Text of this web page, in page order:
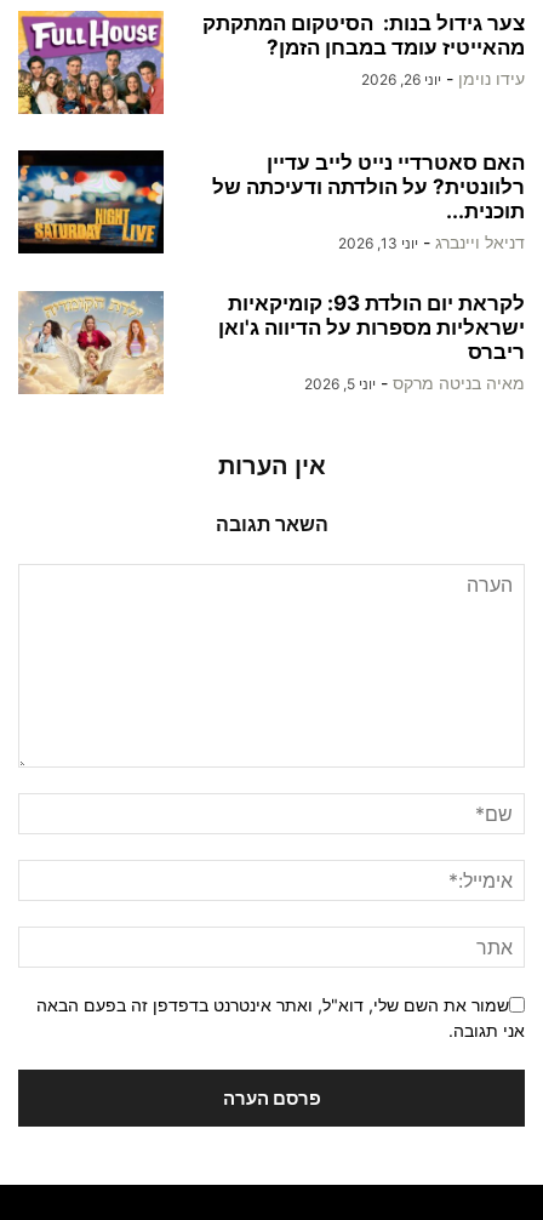
צער גידול בנות: הסיטקום המתקתק
מהאייטיז עומד במבחן הזמן?
עידו נוימן - יוני 26, 2026
האם סאטרדיי נייט לייב עדיין
רלוונטית? על הולדתה ודעיכתה של
תוכנית...
דניאל ויינברג - יוני 13, 2026
לקראת יום הולדת 93: קומיקאיות
ישראליות מספרות על הדיווה ג'ואן
ריברס
מאיה בניטה מרקס - יוני 5, 2026
אין הערות
השאר תגובה
שמור את השם שלי, דוא"ל, ואתר אינטרנט בדפדפן זה בפעם הבאה
אני תגובה.